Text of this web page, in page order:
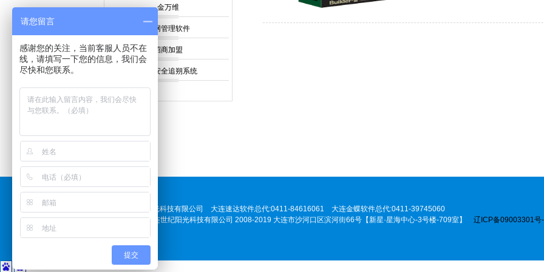
金万维
内网管理软件
招商加盟
食品安全追朔系统
大连世纪阳光科技有限公司 大连速达软件总代:0411-84616061 大连金蝶软件总代:0411-39745060
Cpyright 大连世纪阳光科技有限公司 2008-2019 大连市沙河口区滨河街66号【新星·星海中心-3号楼-709室】 辽ICP备09003301号
请您留言
感谢您的关注，当前客服人员不在
线，请填写一下您的信息，我们会
尽快和您联系。
提交